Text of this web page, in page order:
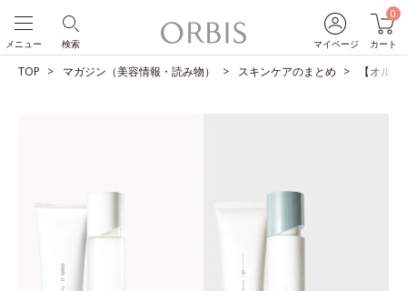
マイページ
0
カート
検索
メニュー
TOP マガジン（美容情報・読み物） スキンケアのまとめ 【オル